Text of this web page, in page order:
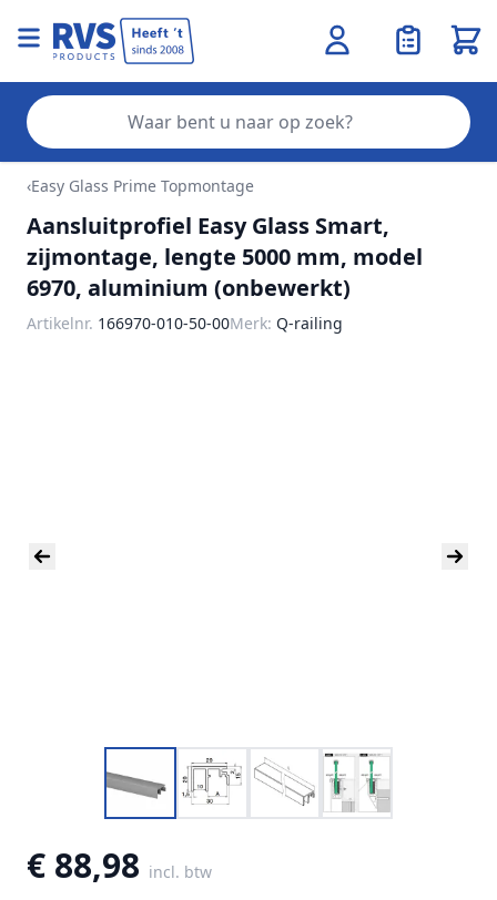
Ga naar de inhoud
‹Easy Glass Prime Topmontage
Aansluitprofiel Easy Glass Smart,
zijmontage, lengte 5000 mm, model
6970, aluminium (onbewerkt)
Artikelnr. 166970-010-50-00Merk: Q-railing
€ 88,98 incl. btw